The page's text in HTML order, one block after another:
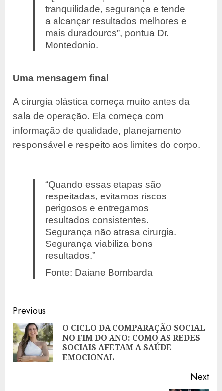
tranquilidade, segurança e tende
a alcançar resultados melhores e
mais duradouros”, pontua Dr.
Montedonio.
Uma mensagem final
A cirurgia plástica começa muito antes da
sala de operação. Ela começa com
informação de qualidade, planejamento
responsável e respeito aos limites do corpo.
“Quando essas etapas são
respeitadas, evitamos riscos
perigosos e entregamos
resultados consistentes.
Segurança não atrasa cirurgia.
Segurança viabiliza bons
resultados.”
Fonte: Daiane Bombarda
Post
navigation
Previous
O CICLO DA COMPARAÇÃO SOCIAL
NO FIM DO ANO: COMO AS REDES
SOCIAIS AFETAM A SAÚDE
EMOCIONAL
Next